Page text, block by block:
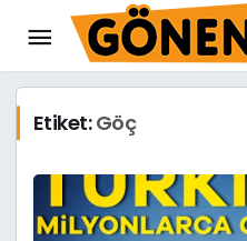
Etiket:Göç